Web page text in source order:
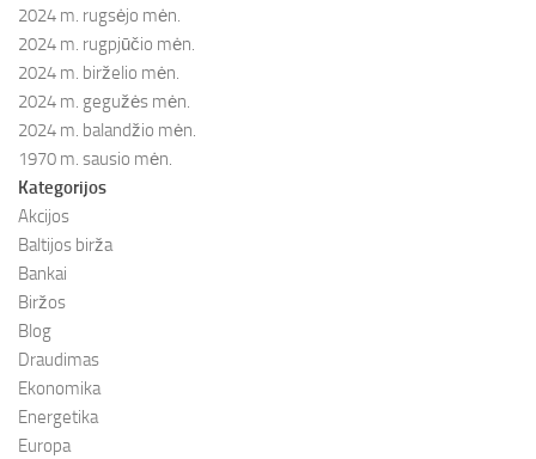
2024 m. rugsėjo mėn.
2024 m. rugpjūčio mėn.
2024 m. birželio mėn.
2024 m. gegužės mėn.
2024 m. balandžio mėn.
1970 m. sausio mėn.
Kategorijos
Akcijos
Baltijos birža
Bankai
Biržos
Blog
Draudimas
Ekonomika
Energetika
Europa